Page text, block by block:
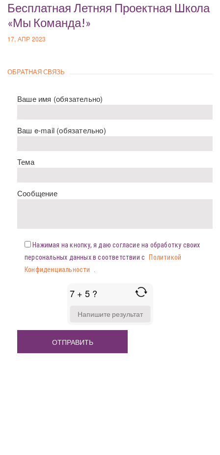
Бесплатная Летняя Проектная Школа
«Мы Команда!»
17, АПР 2023
ОБРАТНАЯ СВЯЗЬ
Ваше имя (обязательно)
Ваш e-mail (обязательно)
Тема
Сообщение
Нажимая на кнопку, я даю согласие на обработку своих
персональных данных в соответствии с
Политикой
Конфиденциальности
7 + 5 ?
FOR
+